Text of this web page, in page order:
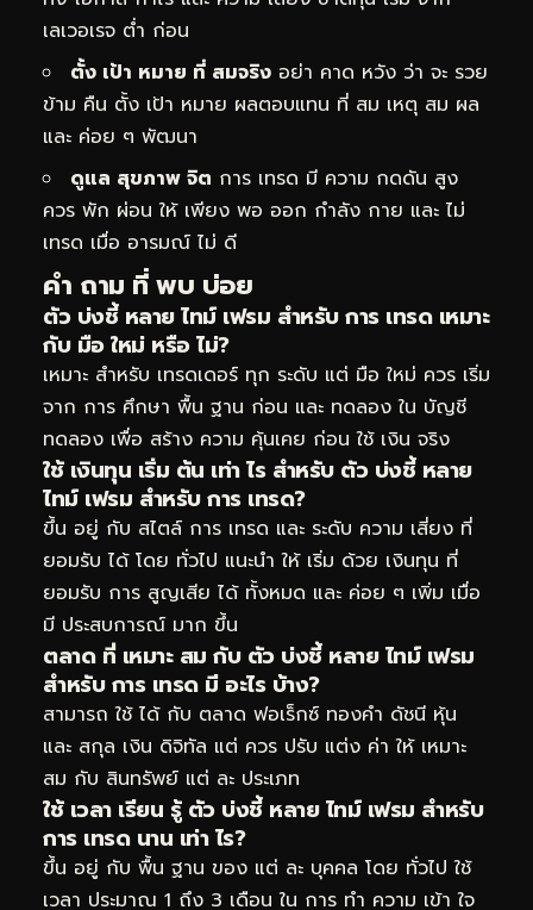
เลเวอเรจ ต่ำ ก่อน
ตั้ง เป้า หมาย ที่ สมจริง อย่า คาด หวัง ว่า จะ รวย
ข้าม คืน ตั้ง เป้า หมาย ผลตอบแทน ที่ สม เหตุ สม ผล
และ ค่อย ๆ พัฒนา
ดูแล สุขภาพ จิต การ เทรด มี ความ กดดัน สูง
ควร พัก ผ่อน ให้ เพียง พอ ออก กำลัง กาย และ ไม่
เทรด เมื่อ อารมณ์ ไม่ ดี
คำ ถาม ที่ พบ บ่อย
ตัว บ่งชี้ หลาย ไทม์ เฟรม สำหรับ การ เทรด เหมาะ
กับ มือ ใหม่ หรือ ไม่?
เหมาะ สำหรับ เทรดเดอร์ ทุก ระดับ แต่ มือ ใหม่ ควร เริ่ม
จาก การ ศึกษา พื้น ฐาน ก่อน และ ทดลอง ใน บัญชี
ทดลอง เพื่อ สร้าง ความ คุ้นเคย ก่อน ใช้ เงิน จริง
ใช้ เงินทุน เริ่ม ต้น เท่า ไร สำหรับ ตัว บ่งชี้ หลาย
ไทม์ เฟรม สำหรับ การ เทรด?
ขึ้น อยู่ กับ สไตล์ การ เทรด และ ระดับ ความ เสี่ยง ที่
ยอมรับ ได้ โดย ทั่วไป แนะนำ ให้ เริ่ม ด้วย เงินทุน ที่
ยอมรับ การ สูญเสีย ได้ ทั้งหมด และ ค่อย ๆ เพิ่ม เมื่อ
มี ประสบการณ์ มาก ขึ้น
ตลาด ที่ เหมาะ สม กับ ตัว บ่งชี้ หลาย ไทม์ เฟรม
สำหรับ การ เทรด มี อะไร บ้าง?
สามารถ ใช้ ได้ กับ ตลาด ฟอเร็กซ์ ทองคำ ดัชนี หุ้น
และ สกุล เงิน ดิจิทัล แต่ ควร ปรับ แต่ง ค่า ให้ เหมาะ
สม กับ สินทรัพย์ แต่ ละ ประเภท
ใช้ เวลา เรียน รู้ ตัว บ่งชี้ หลาย ไทม์ เฟรม สำหรับ
การ เทรด นาน เท่า ไร?
ขึ้น อยู่ กับ พื้น ฐาน ของ แต่ ละ บุคคล โดย ทั่วไป ใช้
เวลา ประมาณ 1 ถึง 3 เดือน ใน การ ทำ ความ เข้า ใจ